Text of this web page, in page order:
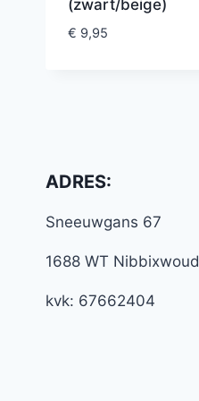
(zwart/beige)
€ 9,95
ADRES:
Sneeuwgans 67
1688 WT Nibbixwoud
kvk: 67662404